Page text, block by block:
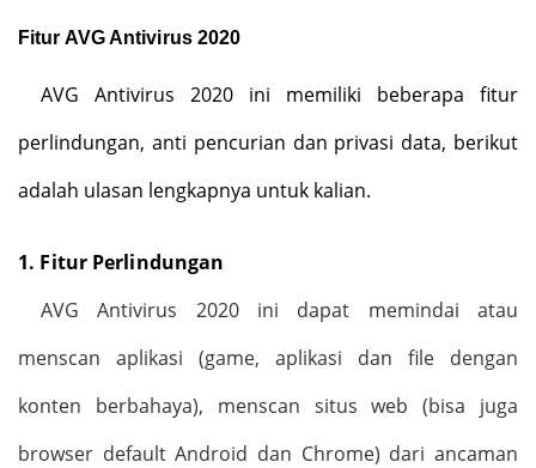
Fitur AVG Antivirus 2020
AVG Antivirus 2020 ini memiliki beberapa fitur
perlindungan, anti pencurian dan privasi data, berikut
adalah ulasan lengkapnya untuk kalian.
1. Fitur Perlindungan
AVG Antivirus 2020 ini dapat memindai atau
menscan aplikasi (game, aplikasi dan file dengan
konten berbahaya), menscan situs web (bisa juga
browser default Android dan Chrome) dari ancaman